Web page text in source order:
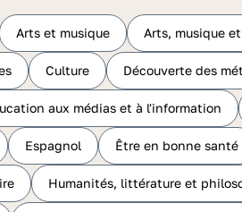
Arts et musique Arts, musique
Culture Découverte des
aux médias et à l'information
Espagnol Être en bonne santé
Humanités, littérature et